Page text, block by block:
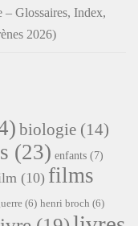
– Glossaires, Index,
2026)
biologie (14)
(23) enfants (7)
(10) films
(6) henri broch (6)